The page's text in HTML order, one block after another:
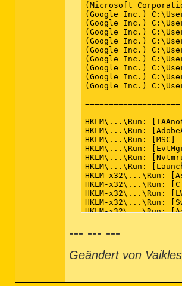
(Microsoft
(Google Inc.)
(Google Inc.)
(Google Inc.)
(Google Inc.)
(Google Inc.)
(Google Inc.)
(Google Inc.)
(Google Inc.)
(Google Inc.)
HKLM\...\Run:
HKLM\...\Run:
HKLM\...\Run:
HKLM\...\Run:
HKLM\...\Run:
HKLM\...\Run:
HKLM-x32\...\Run:
HKLM-x32\...\Run:
HKLM-x32\...\Run:
HKLM-x32\...\Run:
HKLM-x32\...\Run:
HKCU\...\Run:
HKCU\...\Run:
HKCU\...\Run:
--- --- ---
Geändert von